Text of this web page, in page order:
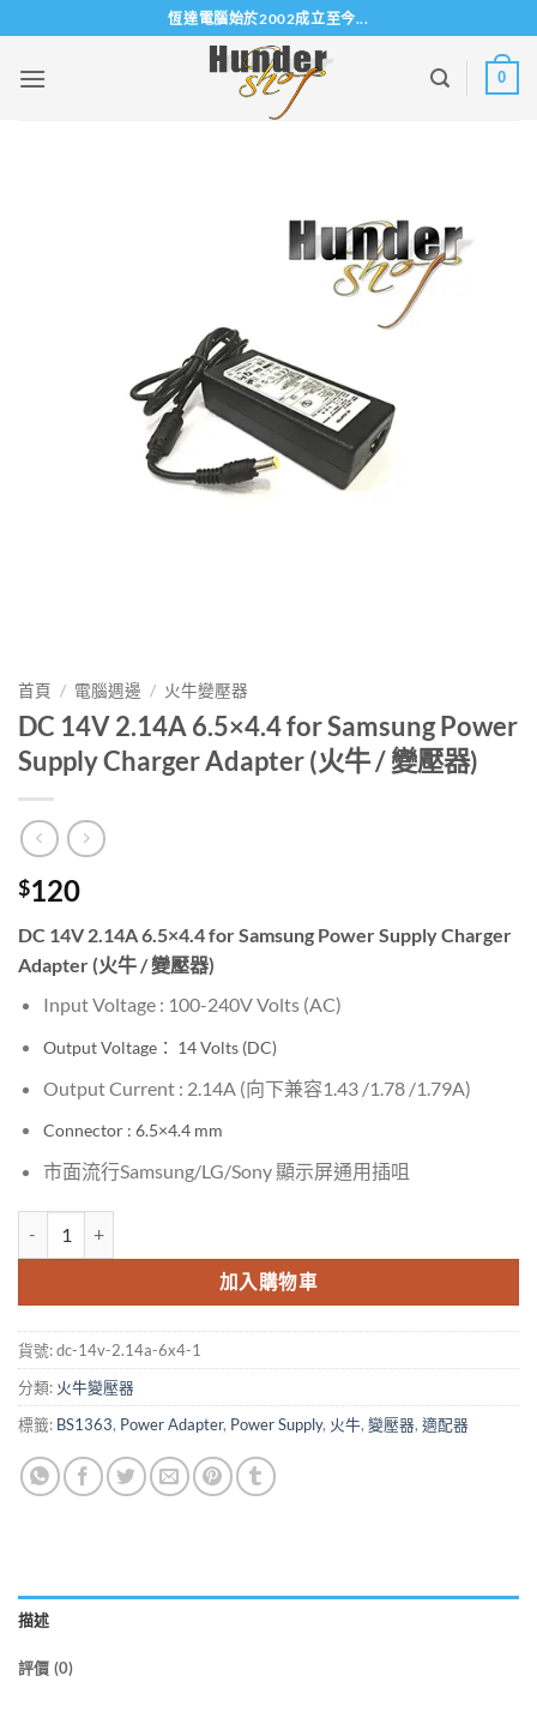
to
content
恆達電腦始於2002成立至今...
0
首頁 / 電腦週邊 / 火牛變壓器
DC 14V 2.14A 6.5×4.4 for Samsung Power
Supply Charger Adapter (火牛 / 變壓器)
$120
DC 14V 2.14A 6.5×4.4 for Samsung Power Supply Charger
Adapter (火牛 / 變壓器)
Input Voltage : 100-240VVolts (AC)
Output Voltage： 14Volts (DC)
Output Current : 2.14A (向下兼容1.43 /1.78 /1.79A)
Connector : 6.5×4.4 mm
市面流行Samsung/LG/Sony 顯示屏通用插咀
加入購物車
貨號:dc-14v-2.14a-6x4-1
分類: 火牛變壓器
標籤: BS1363, Power Adapter, Power Supply, 火牛, 變壓器, 適配器
描述
評價 (0)